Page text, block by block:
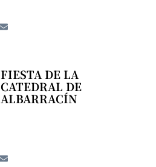
FIESTA DE LA
CATEDRAL DE
ALBARRACÍN